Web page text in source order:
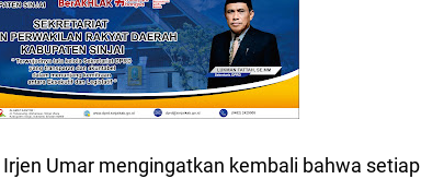
Umar mengingatkan kembali bahwa setiap